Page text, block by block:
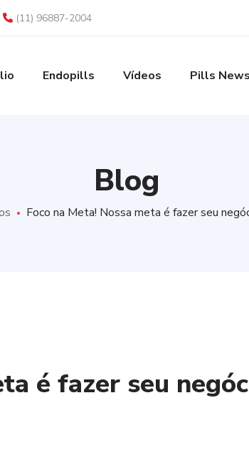
(11) 96887-2004
Endopills Vídeos Pills News
Blog
Foco na Meta! Nossa meta é fazer seu
é fazer seu